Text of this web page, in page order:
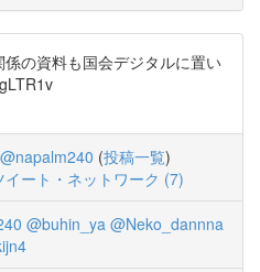
の資料も国会デジタルに置い
@napalm240 (投稿一覧)
イート・ネットワーク (7)
@buhin_ya @Neko_dannna